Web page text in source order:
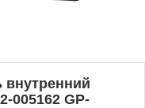
внутренний
005162 GP-